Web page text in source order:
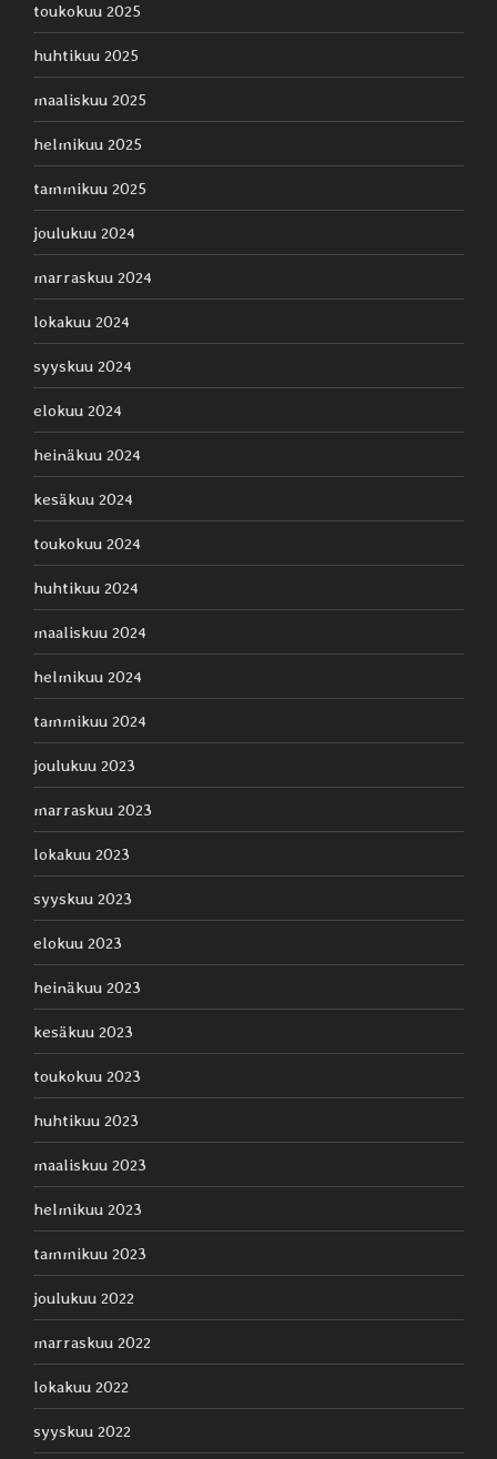
toukokuu 2025
huhtikuu 2025
maaliskuu 2025
helmikuu 2025
tammikuu 2025
joulukuu 2024
marraskuu 2024
lokakuu 2024
syyskuu 2024
elokuu 2024
heinäkuu 2024
kesäkuu 2024
toukokuu 2024
huhtikuu 2024
maaliskuu 2024
helmikuu 2024
tammikuu 2024
joulukuu 2023
marraskuu 2023
lokakuu 2023
syyskuu 2023
elokuu 2023
heinäkuu 2023
kesäkuu 2023
toukokuu 2023
huhtikuu 2023
maaliskuu 2023
helmikuu 2023
tammikuu 2023
joulukuu 2022
marraskuu 2022
lokakuu 2022
syyskuu 2022